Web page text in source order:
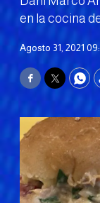
en la cocina
Agosto 31, 2021
Facebook
Twitter